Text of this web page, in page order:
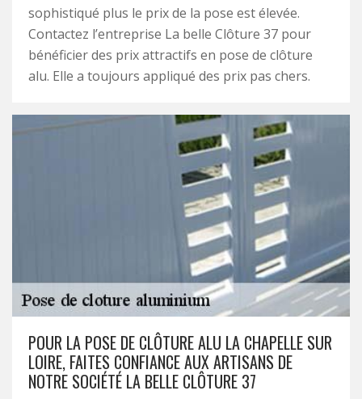
sophistiqué plus le prix de la pose est élevée.
Contactez l’entreprise La belle Clôture 37 pour
bénéficier des prix attractifs en pose de clôture
alu. Elle a toujours appliqué des prix pas chers.
POUR LA POSE DE CLÔTURE ALU LA CHAPELLE SUR
LOIRE, FAITES CONFIANCE AUX ARTISANS DE
NOTRE SOCIÉTÉ LA BELLE CLÔTURE 37